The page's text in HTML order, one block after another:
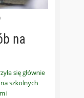
na
się głównie
szkolnych